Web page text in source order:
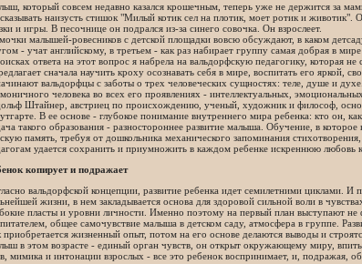
который совсем недавно казался крошечным, теперь уже не держится за
наизусть стишок "Милый котик сел на плотик, моет ротик и
и игры. В песочнице он подрался из-за синего совочка. Он взрослеет.
малышей-ровесников с детской площадки вовсю обсуждают, в каком
- учат английскому, в третьем - как раз набирает группу самая добрая в
ответа на этот вопрос я набрела на вальдорфскую педагогику, которая
сначала научить кроху осознавать себя в мире, воспитать его яркой,
вальдорфцы с заботы о трех человеческих сущностях: теле, душе и
человека во всех его проявлениях - интеллектуальных,
Штайнер, австриец по происхождению, ученый, художник и философ,
В ее основе - глубокое понимание внутреннего мира ребенка: кто он,
такого образования - разностороннее развитие малыша. Обучение, в
память, требуя от дошкольника механического запоминания
удается сохранить и приумножить в каждом ребенке искреннюю любовь
копирует и подражает
вальдорфской концепции, развитие ребенка идет семилетними циклами.
жизни, в нем закладывается основа для здоровой сильной воли в
пласты и уровни личности. Именно поэтому на первый план выступают
общее самочувствие малыша в детском саду, атмосфера в группе.
приобретается жизненный опыт, потом на его основе делаются выводы и
в этом возрасте - единый орган чувств, он открыт окружающему миру,
мимика и интонации взрослых - все это ребенок воспринимает, и, подражая,